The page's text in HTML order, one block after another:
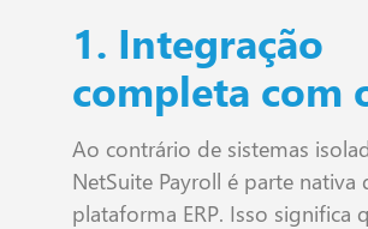
1. Integração
completa com
Ao contrário de sistemas
NetSuite Payroll é parte nativa
plataforma ERP. Isso significa